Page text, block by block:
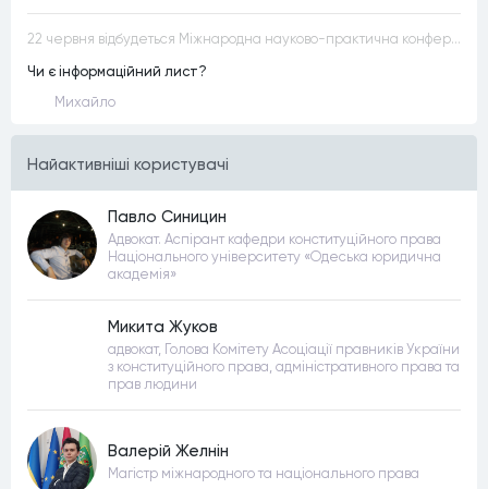
22 червня відбудеться Міжнародна науково-практична конференція “Конституційна демократія в умовах загроз територіальній цілісності та національній безпеці”
Чи є інформаційний лист?
Михайло
Найактивнiшi користувачi
Павло Синицин
Адвокат. Аспірант кафедри конституційного права
Національного університету «Одеська юридична
академія»
Микита Жуков
адвокат, Голова Комітету Асоціації правників України
з конституційного права, адміністративного права та
прав людини
Валерій Желнін
Магістр міжнародного та національного права